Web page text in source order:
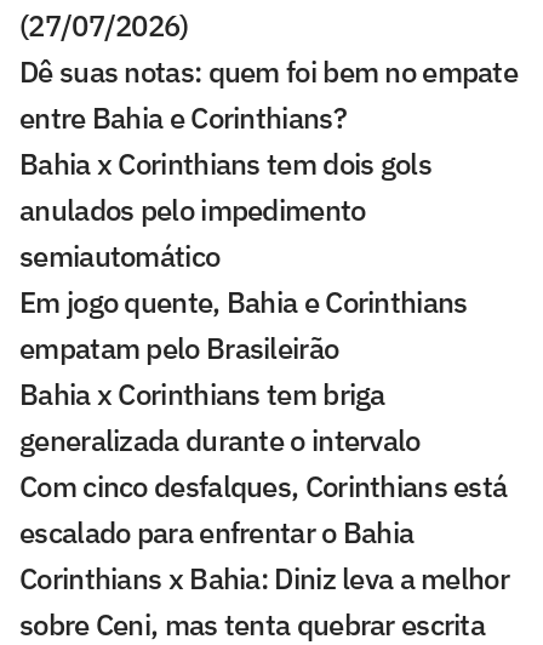
(27/07/2026)
Dê suas notas: quem foi bem no empate
entre Bahia e Corinthians?
Bahia x Corinthians tem dois gols
anulados pelo impedimento
semiautomático
Em jogo quente, Bahia e Corinthians
empatam pelo Brasileirão
Bahia x Corinthians tem briga
generalizada durante o intervalo
Com cinco desfalques, Corinthians está
escalado para enfrentar o Bahia
Corinthians x Bahia: Diniz leva a melhor
sobre Ceni, mas tenta quebrar escrita